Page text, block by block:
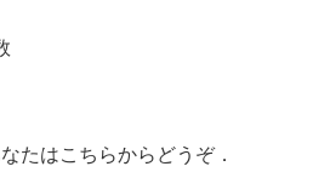
たはこちらからどうぞ．